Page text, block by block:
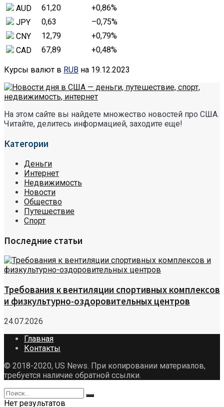
AUD
61,20 +0,86%
JPY
0,63 –0,75%
CNY
12,79 +0,79%
CAD
67,89 +0,48%
Курсы валют в RUB на 19.12.2023
На этом сайте вы найдете множество новостей про США.
Читайте, делитесь информацией, заходите еще!
Категории
Деньги
Интернет
Недвижимость
Новости
Общество
Путешествие
Спорт
Последние статьи
Требования к вентиляции спортивных комплексов
и физкультурно-оздоровительных центров
24.07.2026
Главная
Контакты
© 2018-2020, US News. При копировании материалов,
требуется наличие обратной ссылки.
Нет результатов